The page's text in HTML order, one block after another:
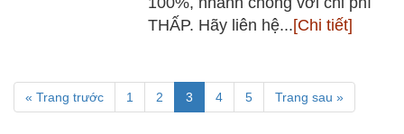
THẤP. Hãy liên hệ...[Chi tiết]
« Trang trước 1 2 3 4 5 Trang sau »